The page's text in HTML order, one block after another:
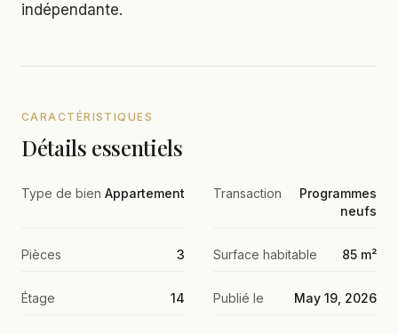
indépendante.
CARACTÉRISTIQUES
Détails essentiels
Type de bien Appartement Transaction
Programmes
neufs
Pièces 3 Surface habitable 85 m²
Étage 14 Publié le May 19, 2026